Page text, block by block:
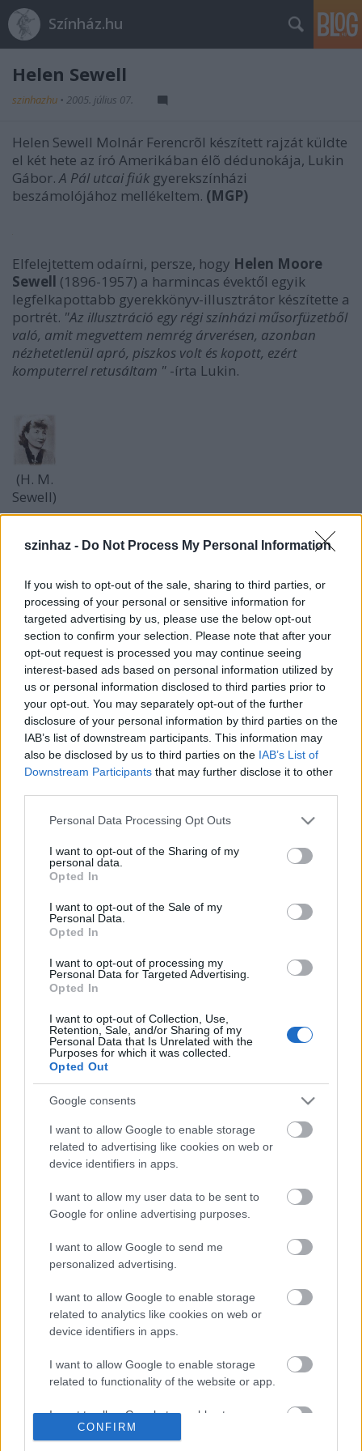
szinhaz - Do Not Process My Personal Information
If you wish to opt-out of the sale, sharing to third parties, or
processing of your personal or sensitive information for
targeted advertising by us, please use the below opt-out
section to confirm your selection. Please note that after your
opt-out request is processed you may continue seeing
interest-based ads based on personal information utilized by
us or personal information disclosed to third parties prior to
your opt-out. You may separately opt-out of the further
disclosure of your personal information by third parties on the
IAB’s list of downstream participants. This information may
also be disclosed by us to third parties on the IAB’s List of
Downstream Participants that may further disclose it to other
Please note that this website/app uses one or more Google
not limited to your visit or usage behaviour. You may click to
grant or deny consent to Google and its third-party tags to
use your data for below specified purposes in below Google
consent section.
Personal Data Processing Opt Outs
I want to opt-out of the Sharing of my
personal data.
Opted In
I want to opt-out of the Sale of my
Personal Data.
Opted In
I want to opt-out of processing my
Personal Data for Targeted Advertising.
Opted In
I want to opt-out of Collection, Use,
Retention, Sale, and/or Sharing of my
Personal Data that Is Unrelated with the
Purposes for which it was collected.
Opted Out
Google consents
I want to allow Google to enable storage
related to advertising like cookies on web or
device identifiers in apps.
I want to allow my user data to be sent to
Google for online advertising purposes.
I want to allow Google to send me
personalized advertising.
I want to allow Google to enable storage
related to analytics like cookies on web or
device identifiers in apps.
I want to allow Google to enable storage
related to functionality of the website or app.
I want to allow Google to enable storage
related to personalization.
CONFIRM
Színház.hu
Helen Sewell
szinhazhu • 2005. július 07.
Helen Sewell Molnár Ferencrõl készített rajzát küldte
el két hete az író Amerikában élõ dédunokája, Lukin
Gábor.A Pál utcai fiúk gyerekszínházi
beszámolójához mellékeltem. (MGP)
Elfelejtettem odaírni, persze, hogy Helen Moore
Sewell (1896-1957) a harmincas évektől egyik
legfelkapottabb gyerekkönyv-illusztrátor készítette a
portrét. "Az illusztráció egy régi színházi műsorfüzetből
való, amit megvettem nemrég árverésen, azonban
nézhetetlenül apró, piszkos volt és kopott, ezért
komputerrel retusáltam " -írta Lukin.
(H. M.
Sewell)
A jó
tündércímű színdarabjának washingtoni
műsorfüzetét. Címlapján a szerző portréjával, benn a
szereplők rajzaival. Olyanok, mintha Pólya Tibor
készítette volna az 1934. április elsejei premier
grafikáit a Színházi Életnek.
Lu-t, a jó tündért az amerikai színjátszás nagy
öregasszonya - akkor 31 évesen - játszotta.
Sewell illusztrációi gyermekkönyvek sorozataihoz
olyan édes hangulatúak voltak, mint idehaza Róna
Emmy képei, aki még a most eltakarítandó Úttörő
Áruház falait teledekorálta rollerozó
medvebocsaival. Ő rajzolta Molnárnak New Yorkban
kiadott gyerekkönyvét,A kékszeműt
angolra.
Helen Hayes feltűnik azÚtitárs a száműzetésben
lapjain. A luxusemigrációját a cannesi Carlton
szállóban bokarándulással töltő Molnárhoz odalép
egy angolul beszélő társaságból egyszerűen öltözött,
alacsony asszonyka és autogramot kér. Molnár szót
se szólva, mogorván odafirkantotta nevét, undokul a
nő kezébe nyomta a képeslapot.
most játszottam New Yorkban egyik darabjában.
Ajánlott bejegyzések: